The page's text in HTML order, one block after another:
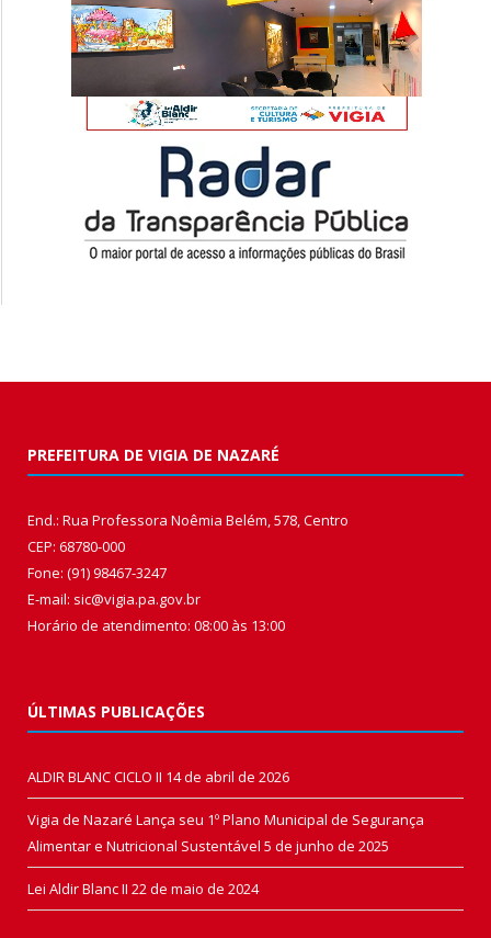
PREFEITURA DE VIGIA DE NAZARÉ
End.: Rua Professora Noêmia Belém, 578, Centro
CEP: 68780-000
Fone: (91) 98467-3247
E-mail: sic@vigia.pa.gov.br
Horário de atendimento: 08:00 às 13:00
ÚLTIMAS PUBLICAÇÕES
ALDIR BLANC CICLO II 14 de abril de 2026
Vigia de Nazaré Lança seu 1º Plano Municipal de Segurança
Alimentar e Nutricional Sustentável 5 de junho de 2025
Lei Aldir Blanc II 22 de maio de 2024